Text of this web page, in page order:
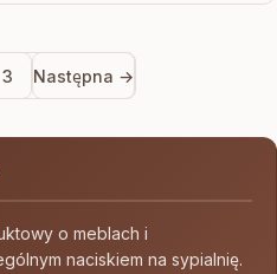
3 Następna →
o meblach i
naciskiem na sypialnię.